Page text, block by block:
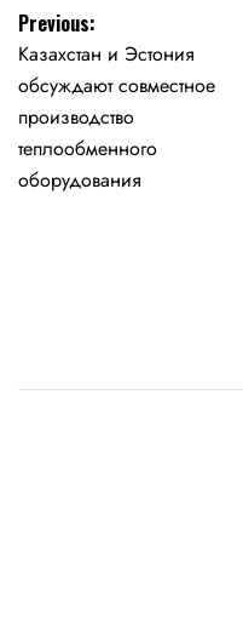
Навигация
по
записям
Previous:
Казахстан и Эстония
обсуждают совместное
производство
теплообменного
оборудования